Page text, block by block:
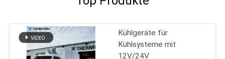
Kühlgeräte für
Kühlsysteme mit
12V/24V